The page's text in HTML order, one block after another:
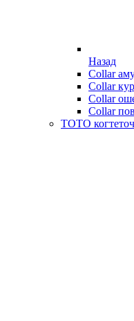
Назад
Collar
Collar
Collar
Collar
ТОТО